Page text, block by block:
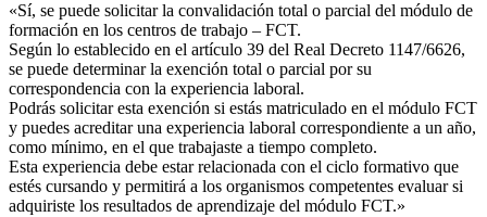
«Sí, se puede solicitar la convalidación total o parcial del módulo de
formación en los centros de trabajo – FCT.
Según lo establecido en el artículo 39 del Real Decreto 1147/6626,
se puede determinar la exención total o parcial por su
correspondencia con la experiencia laboral.
Podrás solicitar esta exención si estás matriculado en el módulo FCT
y puedes acreditar una experiencia laboral correspondiente a un año,
como mínimo, en el que trabajaste a tiempo completo.
Esta experiencia debe estar relacionada con el ciclo formativo que
estés cursando y permitirá a los organismos competentes evaluar si
adquiriste los resultados de aprendizaje del módulo FCT.»